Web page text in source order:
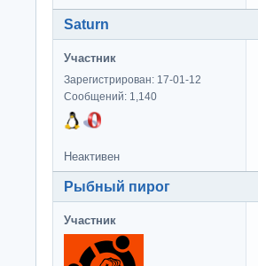
Saturn
Участник
Зарегистрирован: 17-01-12
Сообщений: 1,140
Неактивен
Рыбный пирог
Участник